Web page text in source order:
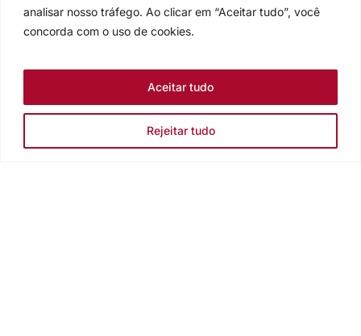
analisar nosso tráfego. Ao clicar em “Aceitar tudo”, você
concorda com o uso de cookies.
Rejeitar tudo
Aceitar tudo